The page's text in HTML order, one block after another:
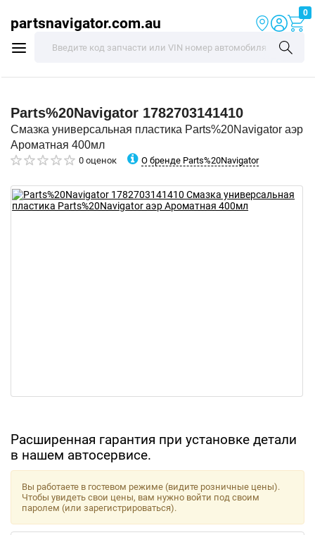
partsnavigator.com.au
0
Parts%20Navigator 1782703141410
Смазка универсальная пластика Parts%20Navigator аэр
Ароматная 400мл
0 оценок О бренде Parts%20Navigator
Расширенная гарантия при установке детали
в нашем автосервисе.
Вы работаете в гостевом режиме (видите розничные цены).
Чтобы увидеть свои цены, вам нужно войти под своим
паролем (или зарегистрироваться).